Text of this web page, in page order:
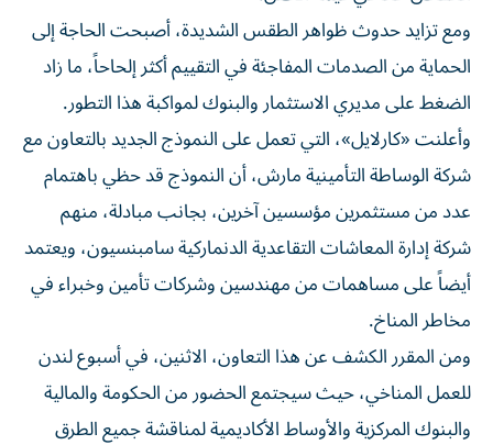
ومع تزايد حدوث ظواهر الطقس الشديدة، أصبحت الحاجة إلى
الحماية من الصدمات المفاجئة في التقييم أكثر إلحاحاً، ما زاد
الضغط على مديري الاستثمار والبنوك لمواكبة هذا التطور.
وأعلنت «كارلايل»، التي تعمل على النموذج الجديد بالتعاون مع
شركة الوساطة التأمينية مارش، أن النموذج قد حظي باهتمام
عدد من مستثمرين مؤسسين آخرين، بجانب مبادلة، منهم
شركة إدارة المعاشات التقاعدية الدنماركية سامبنسيون، ويعتمد
أيضاً على مساهمات من مهندسين وشركات تأمين وخبراء في
مخاطر المناخ.
ومن المقرر الكشف عن هذا التعاون، الاثنين، في أسبوع لندن
للعمل المناخي، حيث سيجتمع الحضور من الحكومة والمالية
والبنوك المركزية والأوساط الأكاديمية لمناقشة جميع الطرق